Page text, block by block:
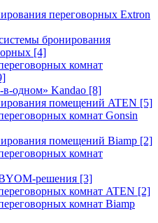
переговорных Extron
бронирования
[4]
комнат
в-одном» Kandao [8]
помещений ATEN [5]
комнат Gonsin
помещений Biamp [2]
комнат
решения [3]
комнат ATEN [2]
комнат Biamp